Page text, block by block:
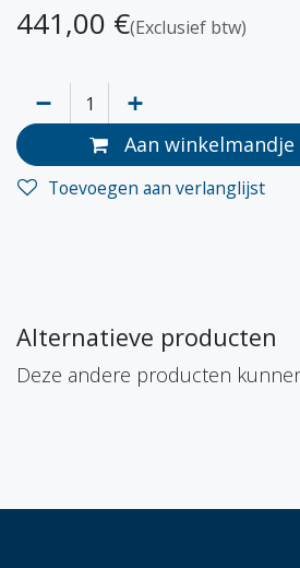
441,00 €(Exclusief btw)
Aan
Toevoegen aan verlanglijst
Alternatieve producten
Deze andere producten